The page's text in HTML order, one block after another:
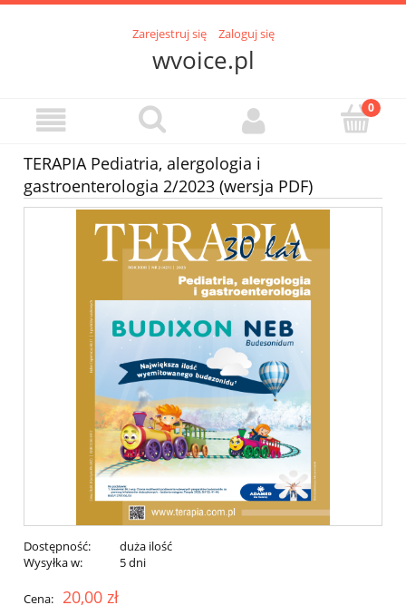
Zarejestruj się Zaloguj się
wvoice.pl
TERAPIA Pediatria, alergologia i
gastroenterologia 2/2023 (wersja PDF)
Dostępność:
duża ilość
Wysyłka w:
5 dni
Cena: 20,00 zł